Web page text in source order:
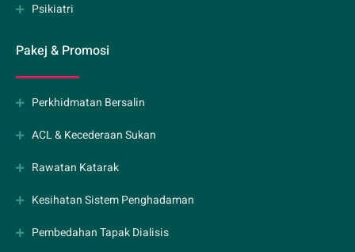
Psikiatri
Pakej & Promosi
Perkhidmatan Bersalin
ACL & Kecederaan Sukan
Rawatan Katarak
Kesihatan Sistem Penghadaman
Pembedahan Tapak Dialisis